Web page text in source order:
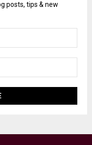
posts, tips & new